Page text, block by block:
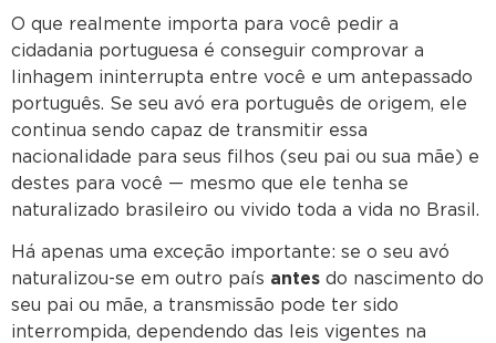
O que realmente importa para você pedir a
cidadania portuguesa é conseguir comprovar a
linhagem ininterrupta entre você e um antepassado
português. Se seu avó era português de origem, ele
continua sendo capaz de transmitir essa
nacionalidade para seus filhos (seu pai ou sua mãe) e
destes para você — mesmo que ele tenha se
naturalizado brasileiro ou vivido toda a vida no Brasil.
Há apenas uma exceção importante: se o seu avó
naturalizou-se em outro país antes do nascimento do
seu pai ou mãe, a transmissão pode ter sido
interrompida, dependendo das leis vigentes na